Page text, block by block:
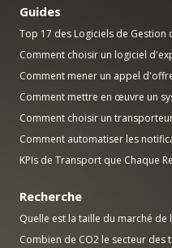
Guides
Top 17 des Logiciels de
Comment choisir un logiciel
Comment mener un appel
Comment mettre en œuvre un
Comment choisir un
Comment automatiser les
KPIs de Transport que Chaque
Recherche
Quelle est la taille du marché de
Combien de CO2 le secteur des